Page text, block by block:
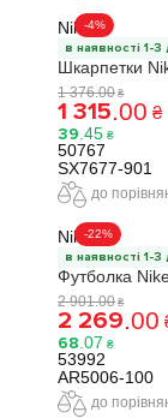
-4%
Nike
в наявності 1-3
Шкарпетки
1 376.00 ₴
1 315 .00 ₴
39 .45 ₴
50767
SX7677-901
до
-22%
Nike
в наявності 1-3
Футболка
2 901.00 ₴
2 269.00
68 .07 ₴
53992
AR5006-100
до